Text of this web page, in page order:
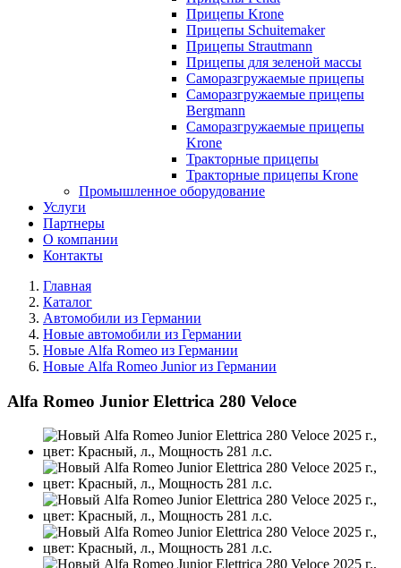
Прицепы Krone
Прицепы Schuitemaker
Прицепы Strautmann
Прицепы для зеленой массы
Саморазгружаемые прицепы
Саморазгружаемые прицепы
Bergmann
Саморазгружаемые прицепы
Krone
Тракторные прицепы
Тракторные прицепы Krone
Промышленное оборудование
Услуги
Партнеры
О компании
Контакты
Главная
Каталог
Автомобили из Германии
Новые автомобили из Германии
Новые Alfa Romeo из Германии
Новые Alfa Romeo Junior из Германии
Alfa Romeo Junior Elettrica 280 Veloce